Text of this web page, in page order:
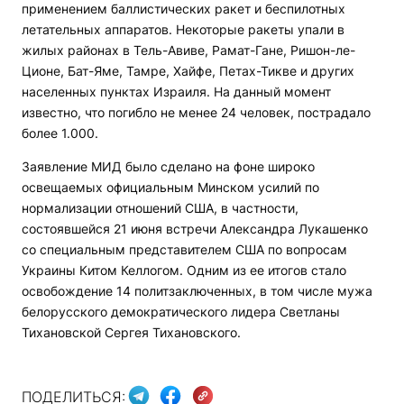
применением баллистических ракет и беспилотных
летательных аппаратов. Некоторые ракеты упали в
жилых районах в Тель-Авиве, Рамат-Гане, Ришон-ле-
Ционе, Бат-Яме, Тамре, Хайфе, Петах-Тикве и других
населенных пунктах Израиля. На данный момент
известно, что погибло не менее 24 человек, пострадало
более 1.000.
Заявление МИД было сделано на фоне широко
освещаемых официальным Минском усилий по
нормализации отношений США, в частности,
состоявшейся 21 июня встречи Александра Лукашенко
со специальным представителем США по вопросам
Украины Китом Келлогом. Одним из ее итогов стало
освобождение 14 политзаключенных, в том числе мужа
белорусского демократического лидера Светланы
Тихановской Сергея Тихановского.
ПОДЕЛИТЬСЯ: